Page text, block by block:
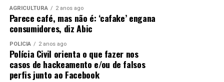
AGRICULTURA 2 anos ago
Parece café, mas não é: ‘cafake’ engana
consumidores, diz Abic
POLÍCIA 2 anos ago
Polícia Civil orienta o que fazer nos
casos de hackeamento e/ou de falsos
perfis junto ao Facebook